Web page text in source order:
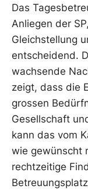
Das
Anliegen der
Gleichstellung
entscheidend.
wachsende
zeigt, dass die
grossen
Gesellschaft
kann das vom
wie gewünscht
rechtzeitige